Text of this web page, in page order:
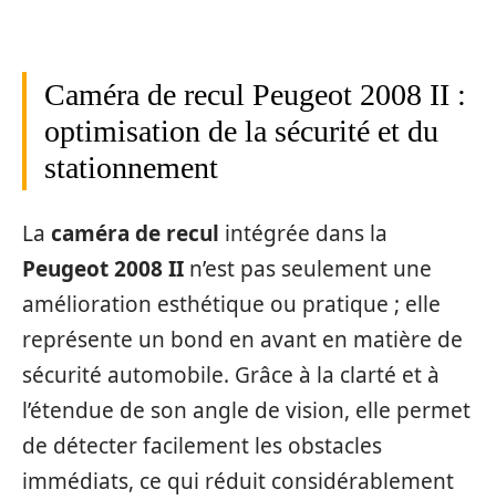
Caméra de recul Peugeot 2008 II :
optimisation de la sécurité et du
stationnement
La caméra de recul intégrée dans la
Peugeot 2008 II n’est pas seulement une
amélioration esthétique ou pratique ; elle
représente un bond en avant en matière de
sécurité automobile. Grâce à la clarté et à
l’étendue de son angle de vision, elle permet
de détecter facilement les obstacles
immédiats, ce qui réduit considérablement